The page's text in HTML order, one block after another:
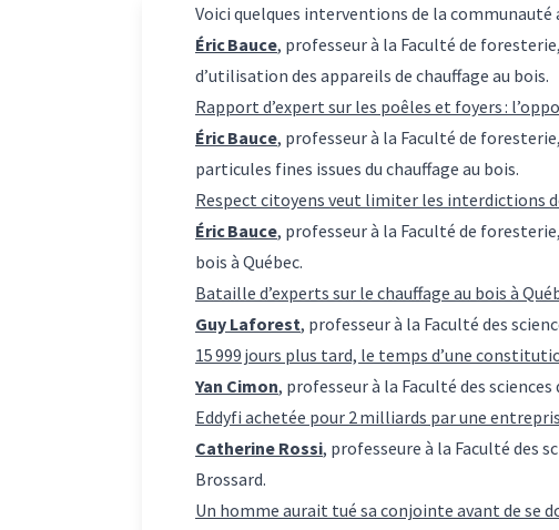
Voici quelques interventions de la communauté
Éric Bauce, professeur à la Faculté de
d’utilisation des appareils de chauffage au bois.
Rapport d’expert sur les poêles et foyers :
Éric Bauce, professeur à la Faculté de
particules fines issues du chauffage au bois.
Respect citoyens veut limiter les interdictions
Éric Bauce, professeur à la Faculté de
bois à Québec.
Bataille d’experts sur le chauffage au bois à
Guy Laforest, professeur à la Faculté des
15 999 jours plus tard, le temps d’une
Yan Cimon, professeur à la Faculté des
Eddyfi achetée pour 2 milliards par une
Catherine Rossi, professeure à la Faculté des
Brossard.
Un homme aurait tué sa conjointe avant de se